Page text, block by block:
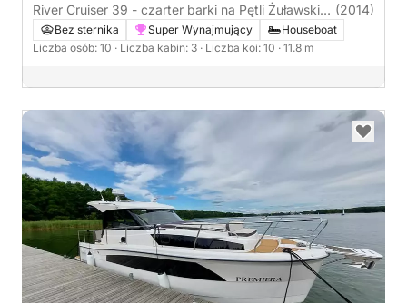
River Cruiser 39 - czarter barki na Pętli Żuławskiej
i Kanale Elbląskim
(2014)
Bez sternika Super Wynajmujący
Houseboat
Liczba osób: 10 · Liczba kabin: 3 · Liczba koi: 10 · 11.8 m